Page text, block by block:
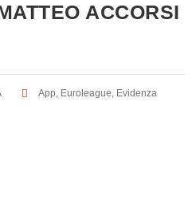
ACCORSI
App, Euroleague, Evidenza